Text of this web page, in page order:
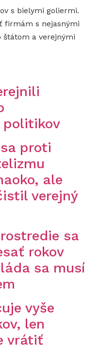
s bielymi goliermi.
firmám s nejasnými
štátom a verejnými
politikov
proti
ale
verejný
sa
rokov
sa musí
vyše
len
vrátiť